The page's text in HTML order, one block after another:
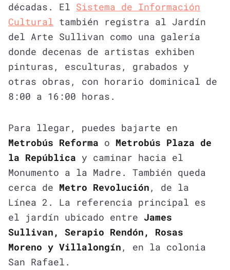
décadas. El Sistema de Información
Cultural también registra al Jardín
del Arte Sullivan como una galería
donde decenas de artistas exhiben
pinturas, esculturas, grabados y
otras obras, con horario dominical de
8:00 a 16:00 horas.
Para llegar, puedes bajarte en
Metrobús Reforma o Metrobús Plaza de
la República y caminar hacia el
Monumento a la Madre. También queda
cerca de Metro Revolución , de la
Línea 2. La referencia principal es
el jardín ubicado entre James
Sullivan, Serapio Rendón, Rosas
Moreno y Villalongín , en la colonia
San Rafael.